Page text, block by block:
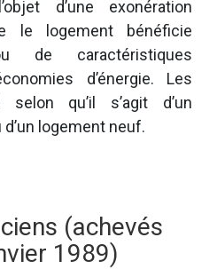
d’une exonération
le logement bénéficie
de caractéristiques
d’énergie. Les
selon qu’il s’agit d’un
logement neuf.
(achevés
1989)